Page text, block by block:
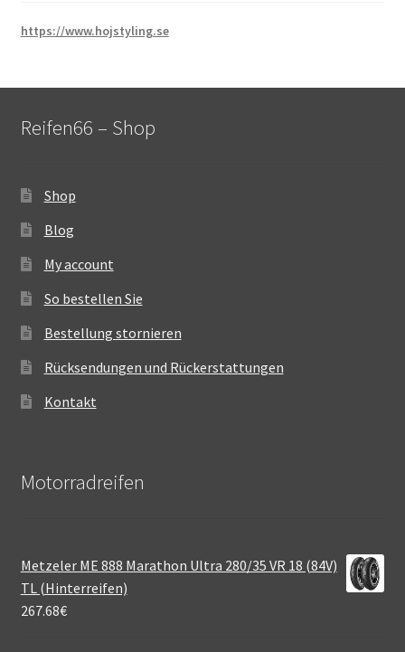
https://www.hojstyling.se
Reifen66 – Shop
Shop
Blog
My account
So bestellen Sie
Bestellung stornieren
Rücksendungen und Rückerstattungen
Kontakt
Motorradreifen
Metzeler ME 888 Marathon Ultra 280/35 VR 18 (84V)
TL (Hinterreifen)
267.68€